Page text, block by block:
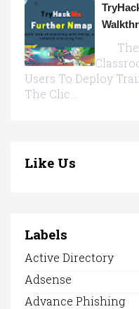
The
Users To Deploy
The Clic...
Like Us
Labels
Active Directory
Adsense
Advance Phishing